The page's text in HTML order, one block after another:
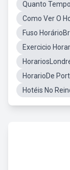
Quanto
Como Ver O
Fuso
Exercicio
HorarioDe
Hotéis No